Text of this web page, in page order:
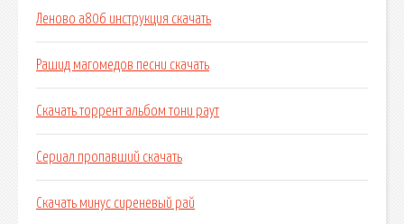
Леново a806 инструкция скачать
Рашид магомедов песни скачать
Скачать торрент альбом тони раут
Сериал пропавший скачать
Скачать минус сиреневый рай